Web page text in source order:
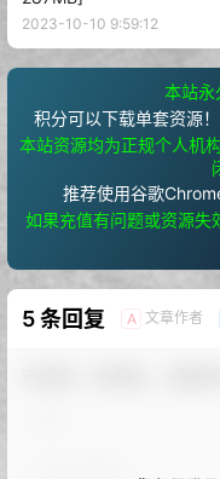
2023-10-10 9:59:12
本站
积分可以下载单套资源
本站资源均为正规个人机
推荐使用谷歌
如果充值有问题或资源失
5 条回复 A 文章作者